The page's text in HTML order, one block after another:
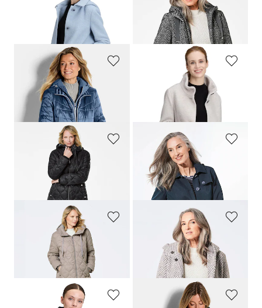
BETTY BARCLAY
319,95 CHF
349,00 CHF
GOLDNER
179,00 CHF349,00 CHF
BETTY BARCLAY
112,49 CHF
249,95 CHF
Manteau matelassé avec capuche
369,00 CHF
GOLDNER
Manteau court style trenchcoat
159,00 CHF309,00 CHF
Manteau matelassé avec capuche
369,00 CHF
259,00 CHF329,00 CHF